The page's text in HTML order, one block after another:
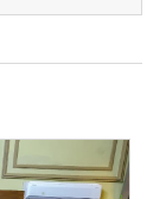
el inmueble que
de titulación,
o de